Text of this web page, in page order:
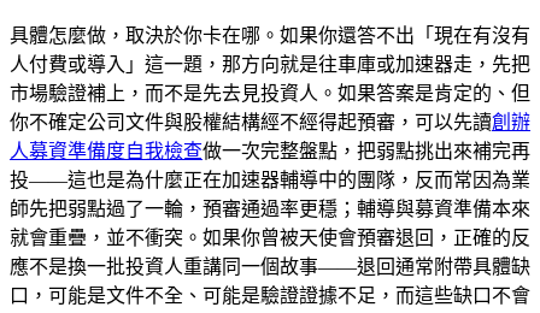
具體怎麼做，取決於你卡在哪。如果你還答不出「現在有沒有
人付費或導入」這一題，那方向就是往車庫或加速器走，先把
市場驗證補上，而不是先去見投資人。如果答案是肯定的、但
你不確定公司文件與股權結構經不經得起預審，可以先讀創辦
人募資準備度自我檢查做一次完整盤點，把弱點挑出來補完再
投——這也是為什麼正在加速器輔導中的團隊，反而常因為業
師先把弱點過了一輪，預審通過率更穩；輔導與募資準備本來
就會重疊，並不衝突。如果你曾被天使會預審退回，正確的反
應不是換一批投資人重講同一個故事——退回通常附帶具體缺
口，可能是文件不全、可能是驗證證據不足，而這些缺口不會